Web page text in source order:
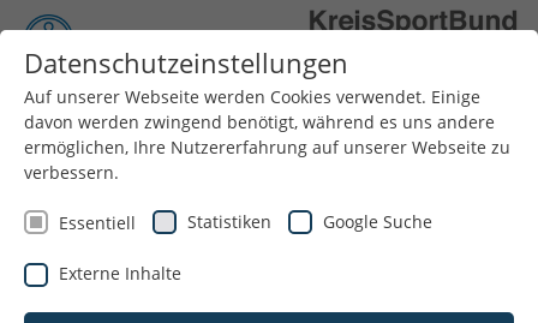
Menü
Datenschutzeinstellungen
Auf unserer Webseite werden Cookies verwendet. Einige
davon werden zwingend benötigt, während es uns andere
ermöglichen, Ihre Nutzererfahrung auf unserer Webseite zu
verbessern.
Essentiell Statistiken Google Suche
Externe Inhalte